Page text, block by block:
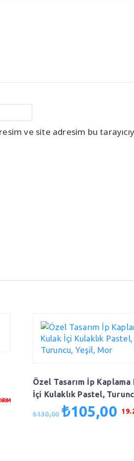
ve site adresim bu
Özel Tasarım İp Kaplama
İçi Kulaklık Pastel,
Yeşil, Mor
₺130,00 Orijinal
₺105,00Şu